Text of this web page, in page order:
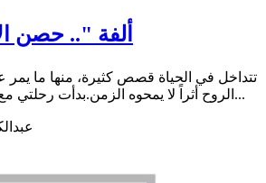
" ألفة ".. حصن
تتداخل في الحياة قصص كثيرة، منها ما يمر
الروح أثراً لا يمحوه الزمن.بدأت رحلتي مع جمعية التنمية الأسرية...